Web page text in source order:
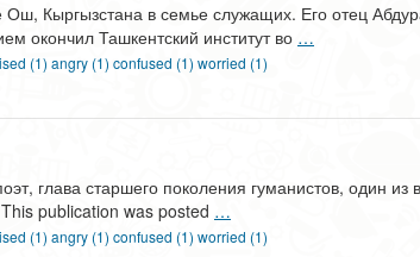
Кыргызстана в семье служащих. Его отец
окончил Ташкентский институт во …
(1) angry (1) confused (1) worried (1)
глава старшего поколения гуманистов, один из
publication was posted …
(1) angry (1) confused (1) worried (1)